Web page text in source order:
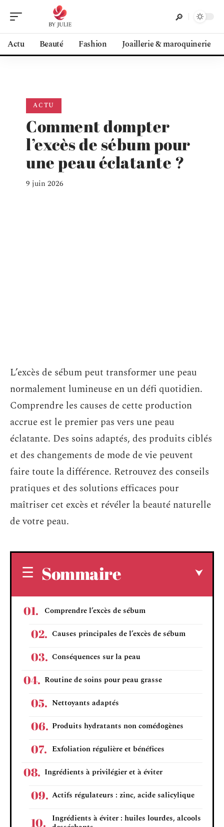
Actu Beauté Fashion Joaillerie & maroquinerie
ACTU
Comment dompter
l’excès de sébum pour
une peau éclatante ?
9 juin 2026
L’excès de sébum peut transformer une peau
normalement lumineuse en un défi quotidien.
Comprendre les causes de cette production
accrue est le premier pas vers une peau
éclatante. Des soins adaptés, des produits ciblés
et des changements de mode de vie peuvent
faire toute la différence. Retrouvez des conseils
pratiques et des solutions efficaces pour
maîtriser cet excès et révéler la beauté naturelle
de votre peau.
Sommaire
Comprendre l’excès de sébum
Causes principales de l’excès de sébum
Conséquences sur la peau
Routine de soins pour peau grasse
Nettoyants adaptés
Produits hydratants non comédogènes
Exfoliation régulière et bénéfices
Ingrédients à privilégier et à éviter
Actifs régulateurs : zinc, acide salicylique
Ingrédients à éviter : huiles lourdes, alcools